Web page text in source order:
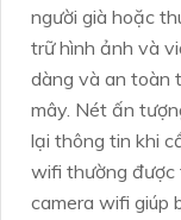
người già hoặc
trữ hình ảnh và
dàng và an toàn
mây. Nét ấn
lại thông tin khi
wifi thường được
camera wifi giúp